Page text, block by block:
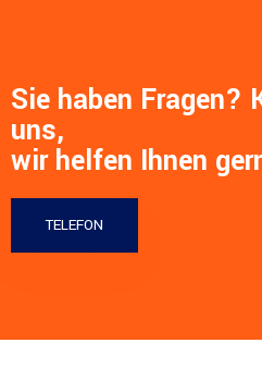
Sie haben Fragen?
uns,
wir helfen Ihnen
TELEFON